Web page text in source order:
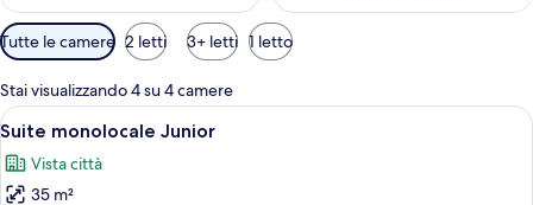
Filtri
disponibili
per
le
camere
Tutte le camere 2 letti 3+ letti 1 letto
Stai visualizzando 4 su 4 camere
Apri
tutte
le
6
Suite monolocale Junior
Vista città
35 m²